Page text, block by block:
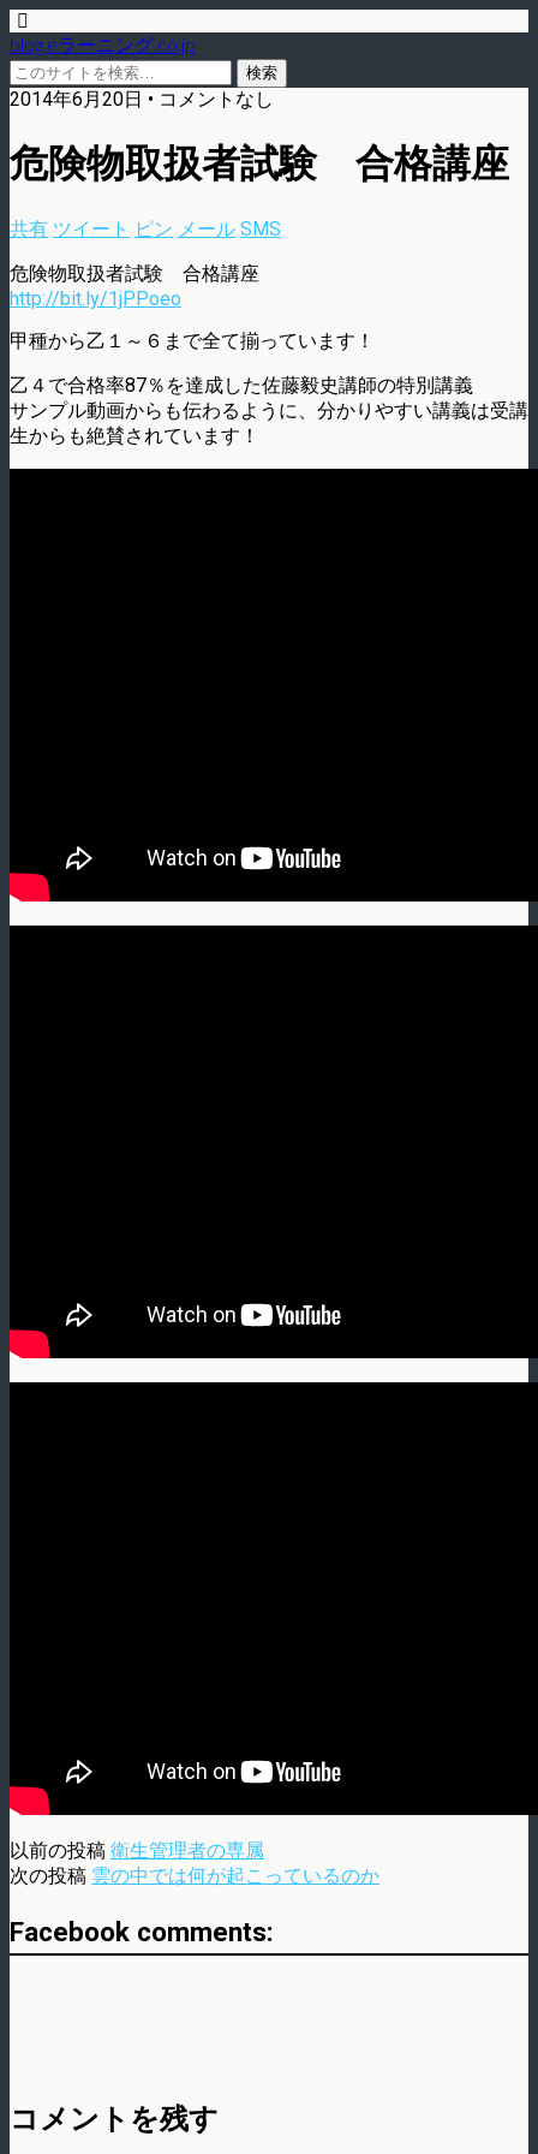
blog.eラーニング.co.jp
2014年6月20日 • コメントなし
危険物取扱者試験 合格講座
共有 ツイート ピン メール SMS
危険物取扱者試験 合格講座
http://bit.ly/1jPPoeo
甲種から乙１～６まで全て揃っています！
乙４で合格率87％を達成した佐藤毅史講師の特別講義
サンプル動画からも伝わるように、分かりやすい講義は受講
生からも絶賛されています！
以前の投稿 衛生管理者の専属
次の投稿 雲の中では何が起こっているのか
Facebook comments:
コメントを残す